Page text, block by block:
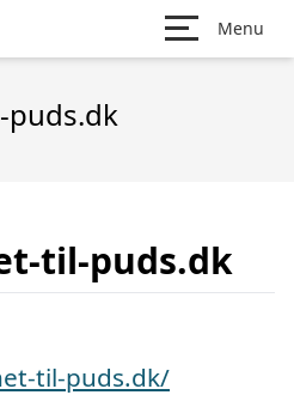
Menu
til-puds.dk
til-puds.dk/